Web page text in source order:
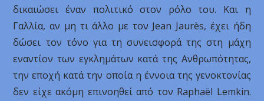
δικαιώσει έναν πολιτικό στον ρόλο του. Και η
Γαλλία, αν μη τι άλλο με τον Jean Jaurès, έχει ήδη
δώσει τον τόνο για τη συνεισφορά της στη μάχη
εναντίον των εγκλημάτων κατά της Ανθρωπότητας,
την εποχή κατά την οποία η έννοια της γενοκτονίας
δεν είχε ακόμη επινοηθεί από τον Raphaël Lemkin.